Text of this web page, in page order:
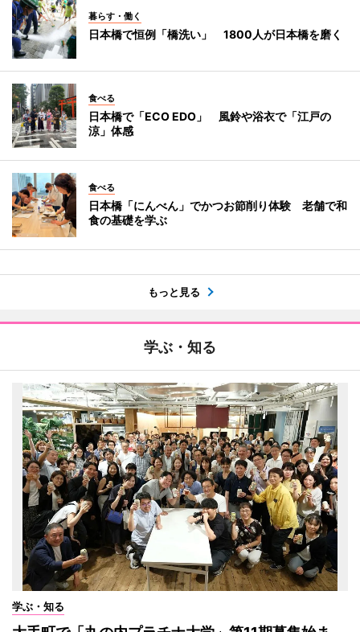
暮らす・働く
日本橋で恒例「橋洗い」 1800人が日本橋を磨く
食べる
日本橋で「ECO EDO」 風鈴や浴衣で「江戸の
涼」体感
食べる
日本橋「にんべん」でかつお節削り体験 老舗で和
食の基礎を学ぶ
もっと見る
学ぶ・知る
学ぶ・知る